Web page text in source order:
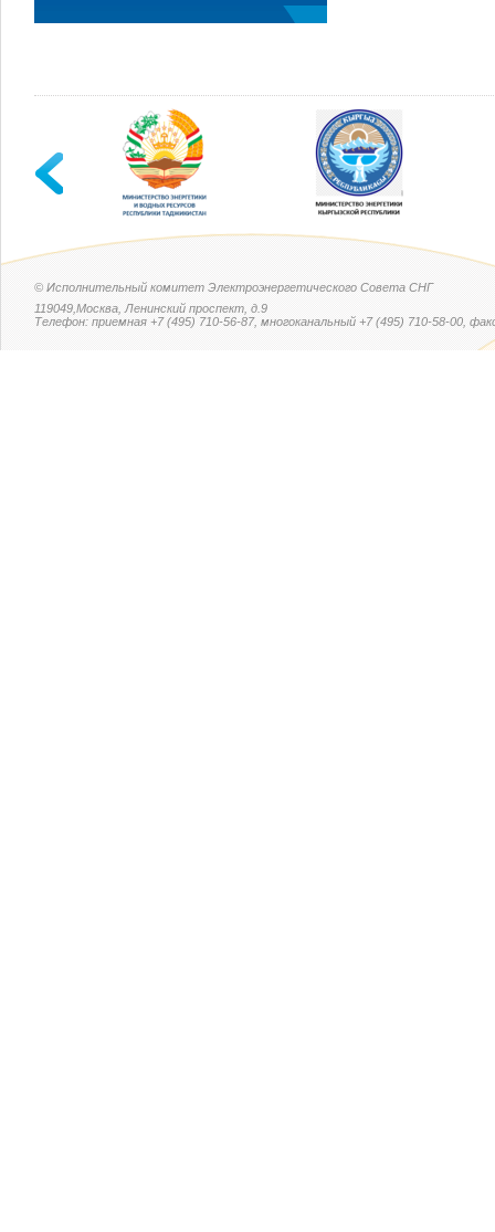
© Исполнительный комитет Электроэнергетического Совета СНГ
119049,Москва, Ленинский проспект, д.9
Телефон: приемная +7 (495) 710-56-87, многоканальный +7 (495) 710-58-00,